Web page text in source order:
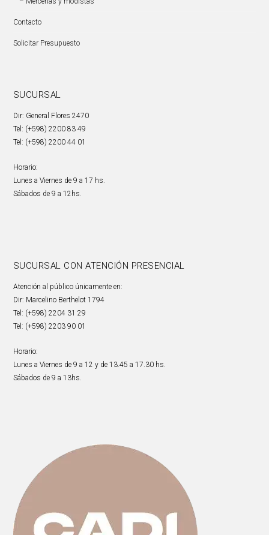
Contacto
Solicitar Presupuesto
SUCURSAL
Dir: General Flores 2470
Tel: (+598) 2200 83 49
Tel: (+598) 2200 44 01
Horario:
Lunes a Viernes de 9 a 17 hs.
Sábados de 9 a 12hs.
SUCURSAL CON ATENCIÓN PRESENCIAL
Atención al público únicamente en:
Dir: Marcelino Berthelot 1794
Tel: (+598) 2204 31 29
Tel: (+598) 2203 90 01
Horario:
Lunes a Viernes de 9 a 12 y de 13.45 a 17.30 hs.
Sábados de 9 a 13hs.